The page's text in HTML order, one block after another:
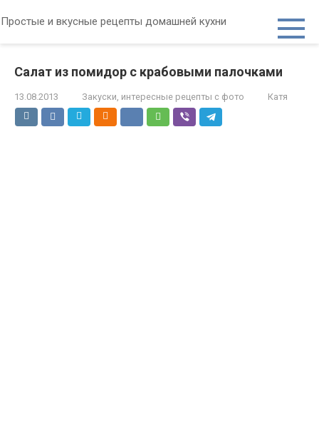
к
Простые и вкусные рецепты домашней кухни
Салат из помидор с крабовыми палочками
13.08.2013 Закуски, интересные рецепты с фото Катя